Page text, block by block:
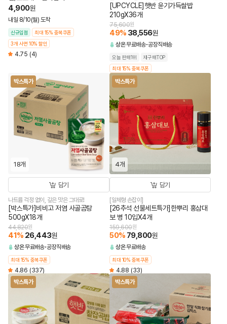
4,900원
내일 8/10(월) 도착
신규입점
최대 15% 중복쿠폰
3개 사면 10% 할인
4.75 (4)
[UPCYCLE]햇반 윤기가득쌀밥
210gX36개
75,600원
49% 38,556원
상온무료배송 공장직배송
오늘 판매1위
재구매TOP
최대 15% 중복쿠폰
박스특가
18개
담기
나트륨 걱정 없이, 깊은 맛은 그대로!
[박스특가]비비고 저염 사골곰탕
500gX18개
44,820원
41% 26,443원
상온무료배송 공장직배송
최대 15% 중복쿠폰
4.86 (337)
박스특가
4개
담기
[일체형 손잡이]
[26추석 선물세트특가]한뿌리 홍삼대
보 병 10입X4개
159,600원
50% 79,800원
상온무료배송
최대 10% 중복쿠폰
4.88 (33)
박스특가
박스특가